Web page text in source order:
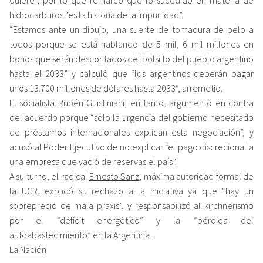
hidrocarburos “es la historia de la impunidad”.
“Estamos ante un dibujo, una suerte de tomadura de pelo a
todos porque se está hablando de 5 mil, 6 mil millones en
bonos que serán descontados del bolsillo del pueblo argentino
hasta el 2033” y calculó que “los argentinos deberán pagar
unos 13.700 millones de dólares hasta 2033”, arremetió.
El socialista Rubén Giustiniani, en tanto, argumentó en contra
del acuerdo porque “sólo la urgencia del gobierno necesitado
de préstamos internacionales explican esta negociación”, y
acusó al Poder Ejecutivo de no explicar “el pago discrecional a
una empresa que vació de reservas el país”.
A su turno, el radical Ernesto Sanz , máxima autoridad formal de
la UCR, explicó su rechazo a la iniciativa ya que “hay un
sobreprecio de mala praxis”, y responsabilizó al kirchnerismo
por el “déficit energético” y la “pérdida del
autoabastecimiento” en la Argentina.
La Nación